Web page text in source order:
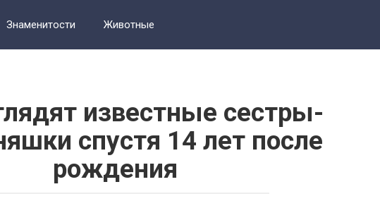
Знаменитости Животные
известные сестры-
спустя 14 лет после
рождения